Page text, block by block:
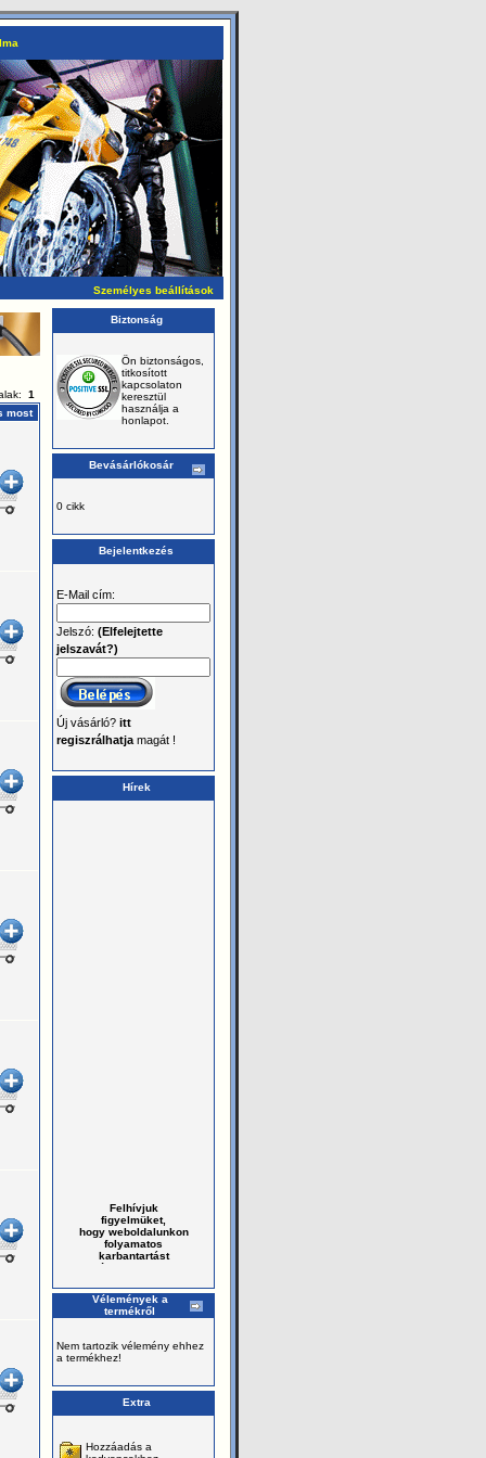
Személyes beállítások
1
most
Biztonság
Ön biztonságos,
titkosított
kapcsolaton
keresztül
használja a
honlapot.
Bevásárlókosár
0 cikk
Bejelentkezés
E-Mail cím:
Jelszó: (Elfelejtette
jelszavát?)
Új vásárló? itt
regiszrálhatja magát !
Hírek
Felhívjuk
figyelmüket,
hogy weboldalunkon
folyamatos
karbantartást
végzünk, amely
megjelenését
eredményezheti.
Megértésüket
Tajákoztatjuk
megváltoztak.
Az új árakat
folyamatosan
weboldalunkra.
Nilfisk háztartási
Vélemények a
termékről
Nem tartozik vélemény ehhez
a termékhez!
Extra
Hozzáadás a